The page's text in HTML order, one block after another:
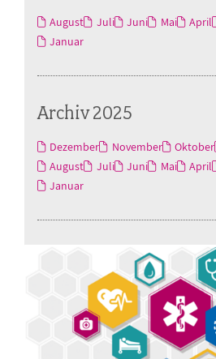
August Juli Juni Mai April
Januar
Archiv 2025
Dezember November Oktober
August
Juli Juni Mai April
Januar